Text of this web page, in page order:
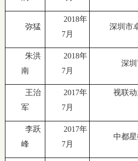
弥猛
2018年
7月
深圳市
朱洪
南
2018年
7月
深
王治
军
2017年
7月
视联
李跃
峰
2017年
7月
中都